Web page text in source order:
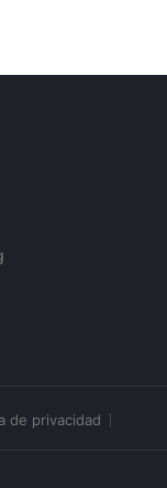
de privacidad